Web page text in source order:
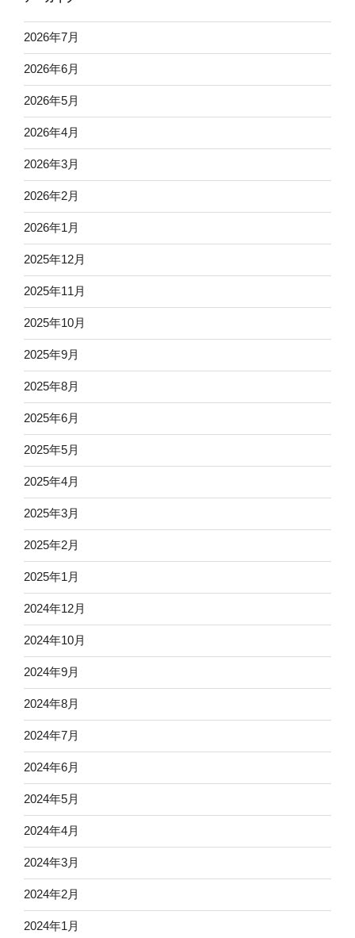
2026年7月
2026年6月
2026年5月
2026年4月
2026年3月
2026年2月
2026年1月
2025年12月
2025年11月
2025年10月
2025年9月
2025年8月
2025年6月
2025年5月
2025年4月
2025年3月
2025年2月
2025年1月
2024年12月
2024年10月
2024年9月
2024年8月
2024年7月
2024年6月
2024年5月
2024年4月
2024年3月
2024年2月
2024年1月